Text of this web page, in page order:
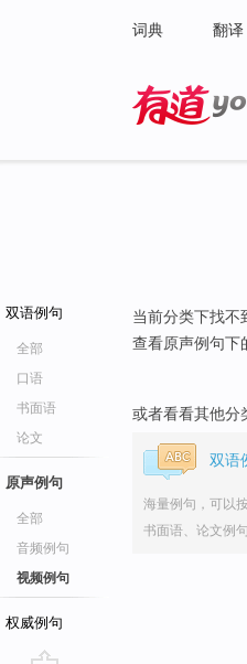
词典 翻译
双语例句
全部
口语
书面语
论文
原声例句
全部
音频例句
视频例句
权威例句
当前分类下找不
查看原声例句下
或者看看其他分
双语
海量例句，可以
书面语、论文例句